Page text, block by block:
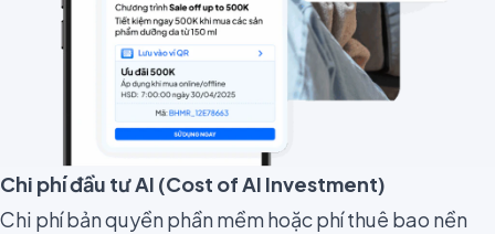
Chi phí đầu tư AI (Cost of AI Investment)
Chi phí bản quyền phần mềm hoặc phí thuê bao nền